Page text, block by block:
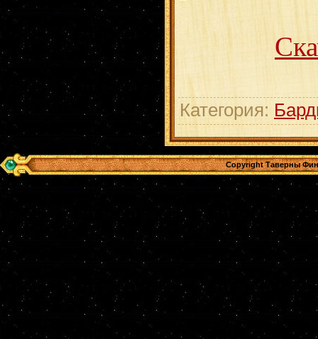
Категория:
Copyright Таверны